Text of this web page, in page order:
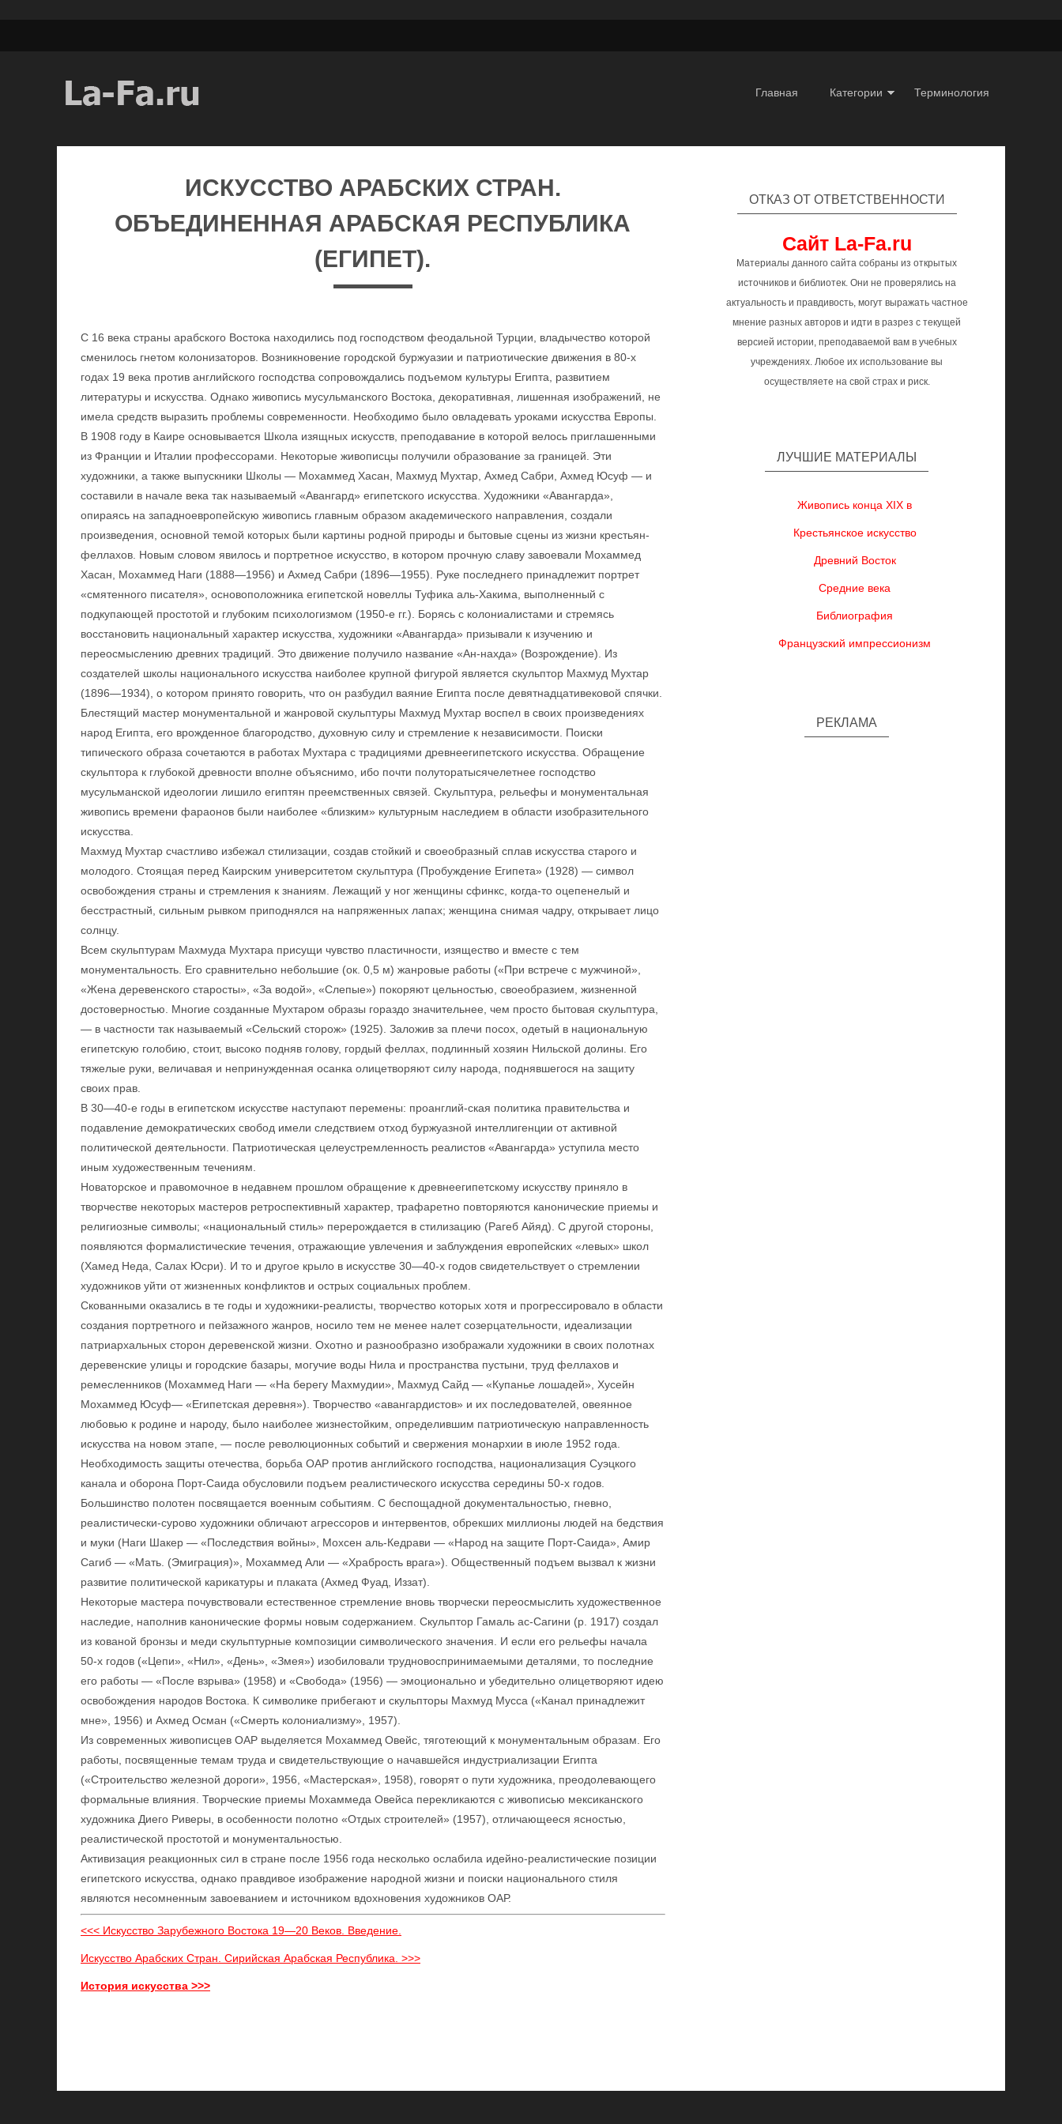
Главная Категории Терминология
ИСКУССТВО АРАБСКИХ СТРАН.
ОБЪЕДИНЕННАЯ АРАБСКАЯ РЕСПУБЛИКА
(ЕГИПЕТ).
С 16 века страны арабского Востока находились под господством феодальной Турции, владычество которой
сменилось гнетом колонизаторов. Возникновение городской буржуазии и патриотические движения в 80-х
годах 19 века против английского господства сопровождались подъемом культуры Египта, развитием
литературы и искусства. Однако живопись мусульманского Востока, декоративная, лишенная изображений, не
имела средств выразить проблемы современности. Необходимо было овладевать уроками искусства Европы.
В 1908 году в Каире основывается Школа изящных искусств, преподавание в которой велось приглашенными
из Франции и Италии профессорами. Некоторые живописцы получили образование за границей. Эти
художники, а также выпускники Школы — Мохаммед Хасан, Махмуд Мухтар, Ахмед Сабри, Ахмед Юсуф — и
составили в начале века так называемый «Авангард» египетского искусства. Художники «Авангарда»,
опираясь на западноевропейскую живопись главным образом академического направления, создали
произведения, основной темой которых были картины родной природы и бытовые сцены из жизни крестьян-
феллахов. Новым словом явилось и портретное искусство, в котором прочную славу завоевали Мохаммед
Хасан, Мохаммед Наги (1888—1956) и Ахмед Сабри (1896—1955). Руке последнего принадлежит портрет
«смятенного писателя», основоположника египетской новеллы Туфика аль-Хакима, выполненный с
подкупающей простотой и глубоким психологизмом (1950-е гг.). Борясь с колониалистами и стремясь
восстановить национальный характер искусства, художники «Авангарда» призывали к изучению и
переосмыслению древних традиций. Это движение получило название «Ан-нахда» (Возрождение). Из
создателей школы национального искусства наиболее крупной фигурой является скульптор Махмуд Мухтар
(1896—1934), о котором принято говорить, что он разбудил ваяние Египта после девятнадцативековой спячки.
Блестящий мастер монументальной и жанровой скульптуры Махмуд Мухтар воспел в своих произведениях
народ Египта, его врожденное благородство, духовную силу и стремление к независимости. Поиски
типического образа сочетаются в работах Мухтара с традициями древнеегипетского искусства. Обращение
скульптора к глубокой древности вполне объяснимо, ибо почти полуторатысячелетнее господство
мусульманской идеологии лишило египтян преемственных связей. Скульптура, рельефы и монументальная
живопись времени фараонов были наиболее «близким» культурным наследием в области изобразительного
искусства.
Махмуд Мухтар счастливо избежал стилизации, создав стойкий и своеобразный сплав искусства старого и
молодого. Стоящая перед Каирским университетом скульптура (Пробуждение Египета» (1928) — символ
освобождения страны и стремления к знаниям. Лежащий у ног женщины сфинкс, когда-то оцепенелый и
бесстрастный, сильным рывком приподнялся на напряженных лапах; женщина снимая чадру, открывает лицо
солнцу.
Всем скульптурам Махмуда Мухтара присущи чувство пластичности, изящество и вместе с тем
монументальность. Его сравнительно небольшие (ок. 0,5 м) жанровые работы («При встрече с мужчиной»,
«Жена деревенского старосты», «За водой», «Слепые») покоряют цельностью, своеобразием, жизненной
достоверностью. Многие созданные Мухтаром образы гораздо значительнее, чем просто бытовая скульптура,
— в частности так называемый «Сельский сторож» (1925). Заложив за плечи посох, одетый в национальную
египетскую голобию, стоит, высоко подняв голову, гордый феллах, подлинный хозяин Нильской долины. Его
тяжелые руки, величавая и непринужденная осанка олицетворяют силу народа, поднявшегося на защиту
своих прав.
В 30—40-е годы в египетском искусстве наступают перемены: проанглий-ская политика правительства и
подавление демократических свобод имели следствием отход буржуазной интеллигенции от активной
политической деятельности. Патриотическая целеустремленность реалистов «Авангарда» уступила место
иным художественным течениям.
Новаторское и правомочное в недавнем прошлом обращение к древнеегипетскому искусству приняло в
творчестве некоторых мастеров ретроспективный характер, трафаретно повторяются канонические приемы и
религиозные символы; «национальный стиль» перерождается в стилизацию (Рагеб Айяд). С другой стороны,
появляются формалистические течения, отражающие увлечения и заблуждения европейских «левых» школ
(Хамед Неда, Салах Юсри). И то и другое крыло в искусстве 30—40-х годов свидетельствует о стремлении
художников уйти от жизненных конфликтов и острых социальных проблем.
Скованными оказались в те годы и художники-реалисты, творчество которых хотя и прогрессировало в области
создания портретного и пейзажного жанров, носило тем не менее налет созерцательности, идеализации
патриархальных сторон деревенской жизни. Охотно и разнообразно изображали художники в своих полотнах
деревенские улицы и городские базары, могучие воды Нила и пространства пустыни, труд феллахов и
ремесленников (Мохаммед Наги — «На берегу Махмудии», Махмуд Сайд — «Купанье лошадей», Хусейн
Мохаммед Юсуф— «Египетская деревня»). Творчество «авангардистов» и их последователей, овеянное
любовью к родине и народу, было наиболее жизнестойким, определившим патриотическую направленность
искусства на новом этапе, — после революционных событий и свержения монархии в июле 1952 года.
Необходимость защиты отечества, борьба ОАР против английского господства, национализация Суэцкого
канала и оборона Порт-Саида обусловили подъем реалистического искусства середины 50-х годов.
Большинство полотен посвящается военным событиям. С беспощадной документальностью, гневно,
реалистически-сурово художники обличают агрессоров и интервентов, обрекших миллионы людей на бедствия
и муки (Наги Шакер — «Последствия войны», Мохсен аль-Кедрави — «Народ на защите Порт-Саида», Амир
Сагиб — «Мать. (Эмиграция)», Мохаммед Али — «Храбрость врага»). Общественный подъем вызвал к жизни
развитие политической карикатуры и плаката (Ахмед Фуад, Иззат).
Некоторые мастера почувствовали естественное стремление вновь творчески переосмыслить художественное
наследие, наполнив канонические формы новым содержанием. Скульптор Гамаль ас-Сагини (р. 1917) создал
из кованой бронзы и меди скульптурные композиции символического значения. И если его рельефы начала
50-х годов («Цепи», «Нил», «День», «Змея») изобиловали трудновоспринимаемыми деталями, то последние
его работы — «После взрыва» (1958) и «Свобода» (1956) — эмоционально и убедительно олицетворяют идею
освобождения народов Востока. К символике прибегают и скульпторы Махмуд Мусса («Канал принадлежит
мне», 1956) и Ахмед Осман («Смерть колониализму», 1957).
Из современных живописцев ОАР выделяется Мохаммед Овейс, тяготеющий к монументальным образам. Его
работы, посвященные темам труда и свидетельствующие о начавшейся индустриализации Египта
(«Строительство железной дороги», 1956, «Мастерская», 1958), говорят о пути художника, преодолевающего
формальные влияния. Творческие приемы Мохаммеда Овейса перекликаются с живописью мексиканского
художника Диего Риверы, в особенности полотно «Отдых строителей» (1957), отличающееся ясностью,
реалистической простотой и монументальностью.
Активизация реакционных сил в стране после 1956 года несколько ослабила идейно-реалистические позиции
египетского искусства, однако правдивое изображение народной жизни и поиски национального стиля
являются несомненным завоеванием и источником вдохновения художников ОАР.
<<< Искусство Зарубежного Востока 19—20 Веков. Введение.
Искусство Арабских Стран. Сирийская Арабская Республика. >>>
История искусства >>>
ОТКАЗ ОТ ОТВЕТСТВЕННОСТИ
Сайт La-Fa.ru
Материалы данного сайта собраны из открытых
источников и библиотек. Они не проверялись на
актуальность и правдивость, могут выражать частное
мнение разных авторов и идти в разрез с текущей
версией истории, преподаваемой вам в учебных
учреждениях. Любое их использование вы
осуществляете на свой страх и риск.
ЛУЧШИЕ МАТЕРИАЛЫ
Живопись конца XIX в
Крестьянское искусство
Древний Восток
Средние века
Библиография
Французский импрессионизм
РЕКЛАМА